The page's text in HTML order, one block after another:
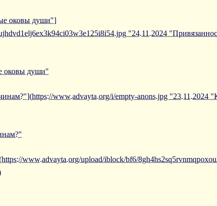
оковы души"]
"24.11.2024
оковы души"
www.advayta.org/i/empty-anons.jpg "23.11.2024
www.advayta.org/upload/iblock/bf6/